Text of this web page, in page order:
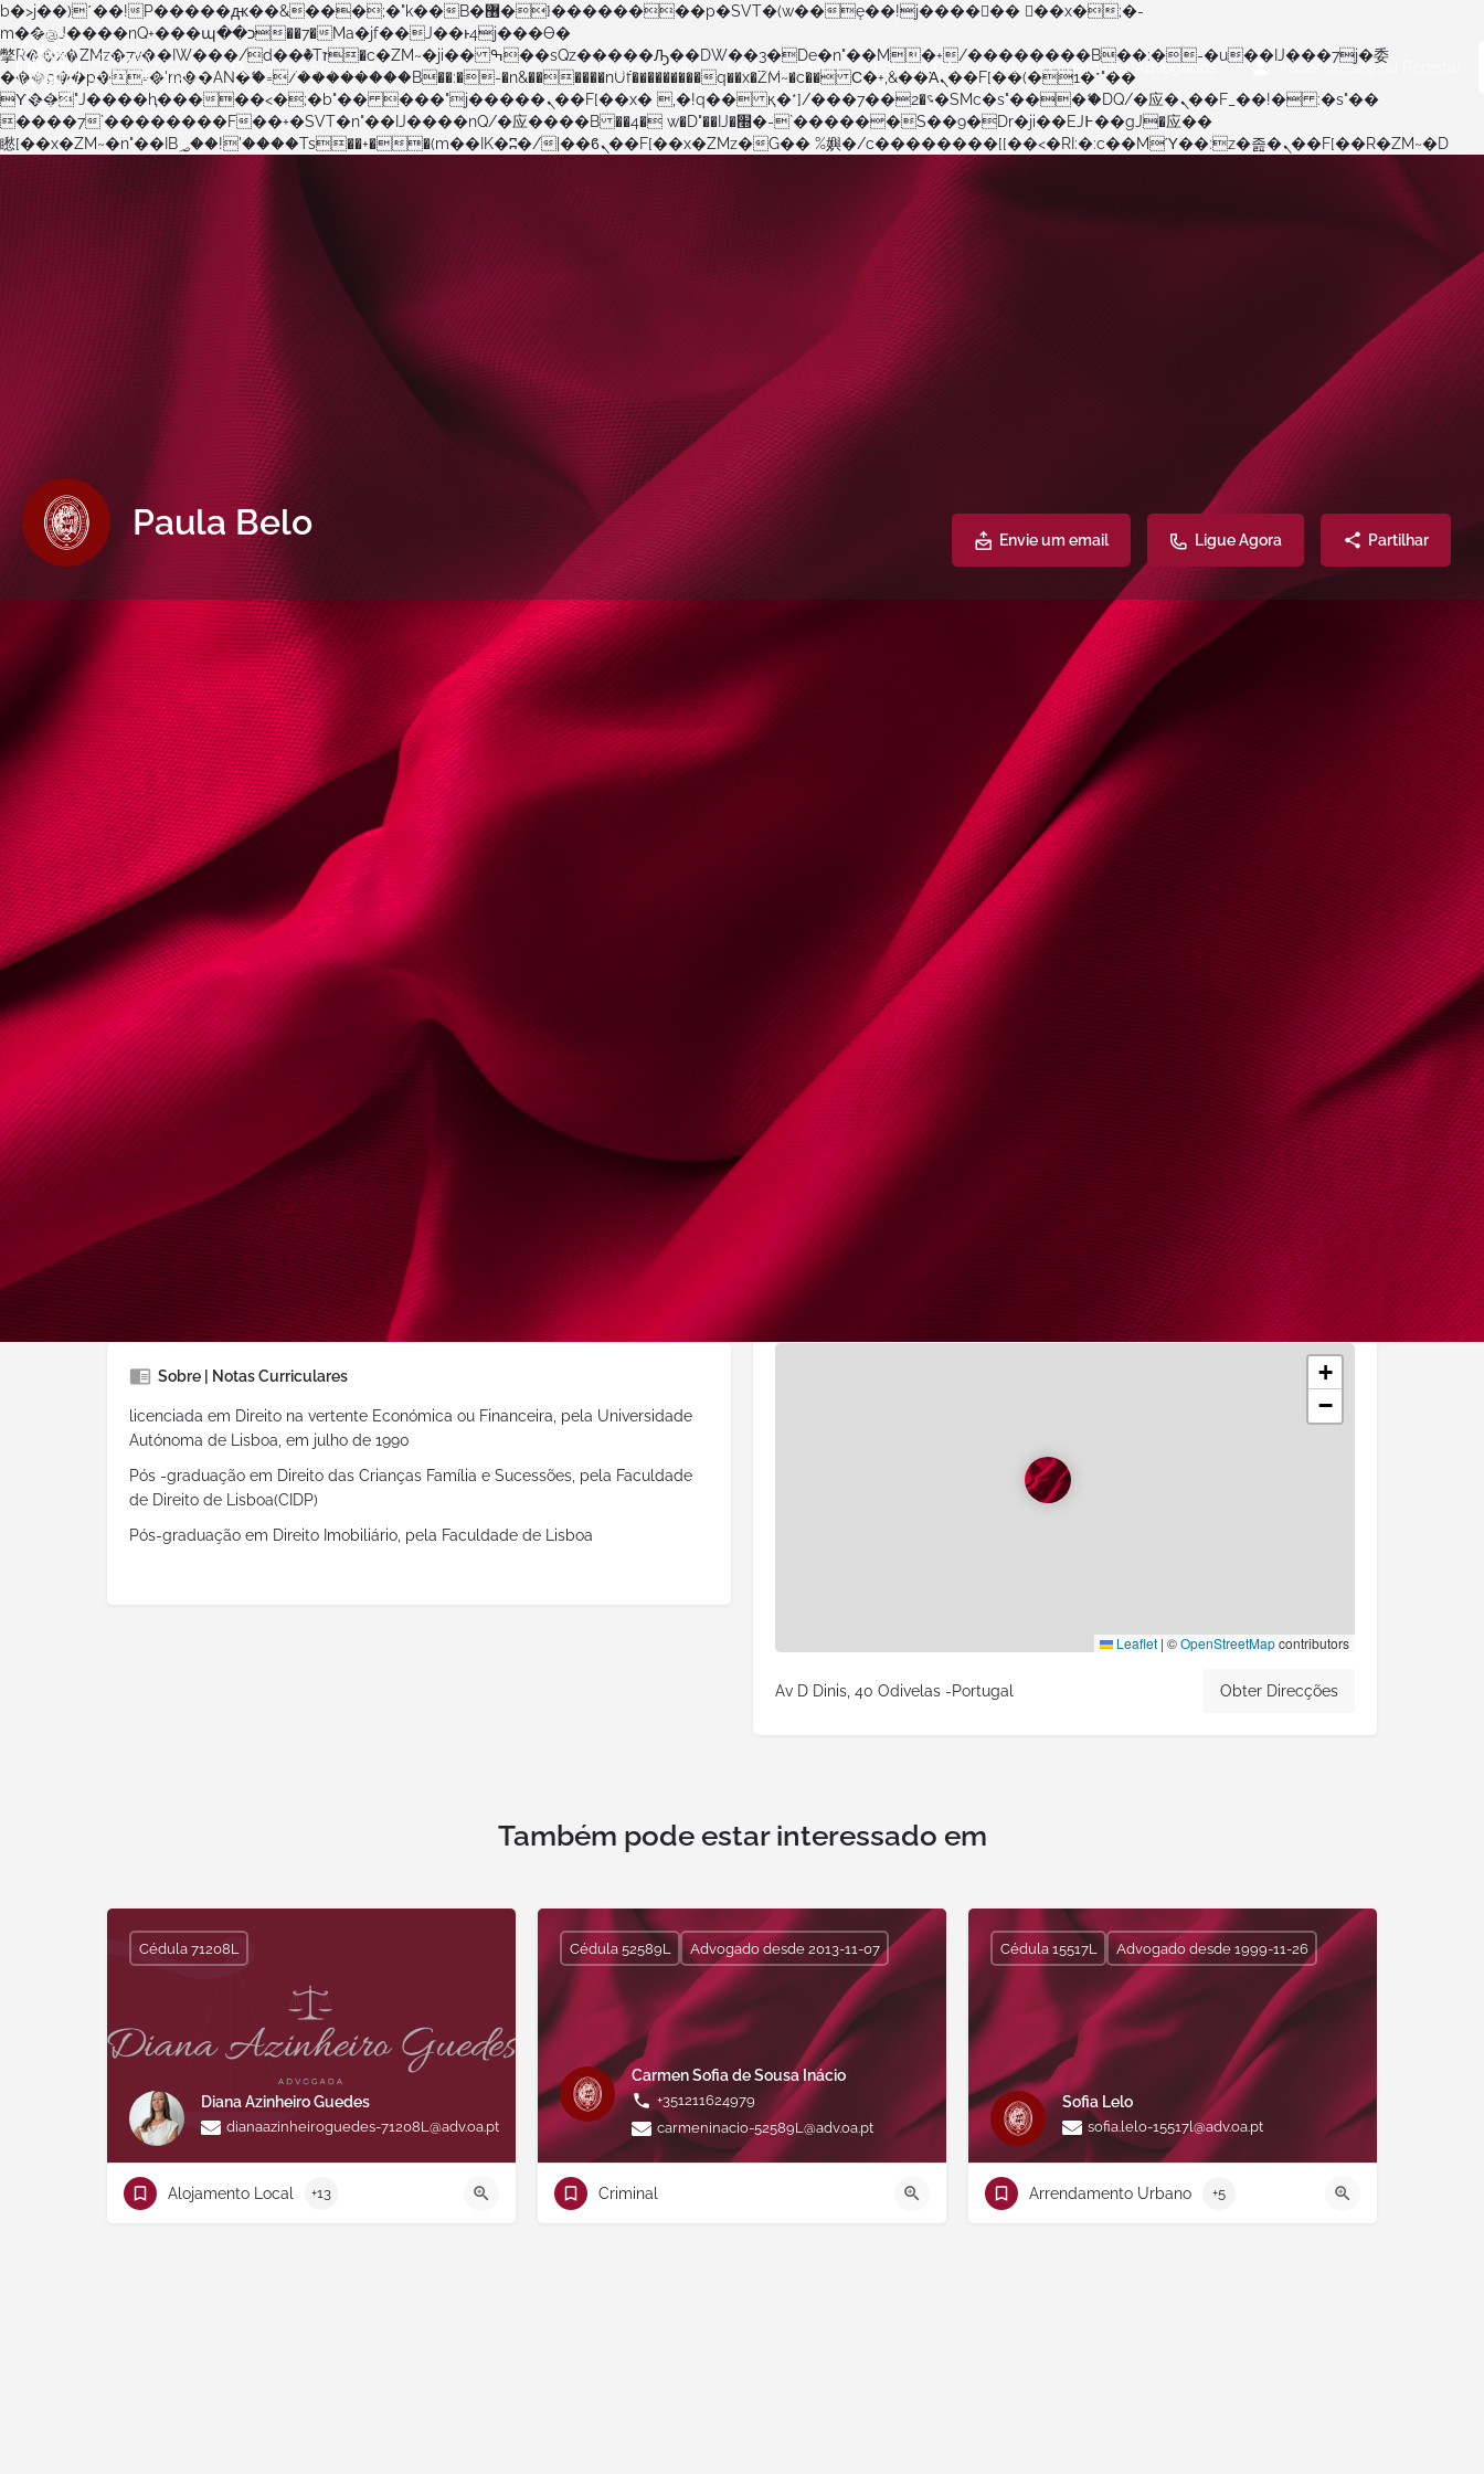
b�>j��)΄��!P�����ԫ��&���;�"k��B�޶�}��������p�SVT�(w��ę��!j������ ��x�;�-
m��@J����nQ+���պ��כ��7�Ma�jf��J��ͱ4j���Ѳ�
撆R��x�ZMz�7v��IW���/d��ٞ�Тז�c�ZM~�ji�� ߒ��sQz�����Ԡ��DW��3�De�n"��M�+/��������B��:�-�u��IJ���7j�委
���9��p�=�'m��AN�ޭ�=/��������B��:�-�n&������nUf���������q��x�ZM~�c�� Ϲ�+,&��Ὰܢ��F[��(�1�*"��
ϒ��"J����ԧ�����<�;�b"�� ���"j�����ܢ��F[��x� ,�!q�� қ�*]/���؝�2��7�SMc�s"���ޭ�DQ/�应�ܢ��F_��!� :�s"��
����7`��������F��+�SVT�n"��IJ����nQ/�应����B ��4� w�D"��IJ�׭�-`������S��9�Dr�ji��EJ߅��gJ�应��
矁[��x�ZM~�n"��IB؃��!'����Тѕ��+��(m��IK�ʭ�/|��ϐܢ��F[��x�ZMz�G�� %嬩�/c��������[[��<�RI:�:c��MΎ��:z�졾�ܢ��F[��R�ZM~�D
Página Inicial Explore o Mapa Boletim OA Voltar à Ordem dos Advogados Iniciar sessão ou
Paula Belo Envie um email Ligue Agora Partilhar
Informações Documentos & Multimédia
Ligue Agora Envie um email Encontrou um erro? Reporte Partilhe
Sobre | Detalhes
Nome: Paula Belo
Cédula Profissional nº 9827l
Conselho Regional
Delegação:
Português
Áreas de Prática
Criminal
Sobre | Notas Curriculares
licenciada em Direito na vertente Económica ou Financeira, pela Universidade
Autónoma de Lisboa, em julho de 1990
Pós -graduação em Direito das Crianças Família e Sucessões, pela Faculdade
de Direito de Lisboa(CIDP)
Pós-graduação em Direito Imobiliário, pela Faculdade de Lisboa
+351219330149
Email paula.belo-9827l@adv.oa.pt
Email Alternativobelopaula@gmail.com
Endereço
Av D Dinis, 40 - 1 Dto, 2675-327, Odivelas
Distrito:
+
−
Leaflet | ©OpenStreetMapcontributors
Av D Dinis, 40 Odivelas -Portugal Obter Direcções
Também pode estar interessado em
Diana Azinheiro Guedes
dianaazinheiroguedes-71208L@adv.oa.pt
Cédula 71208L
Alojamento Local +13
Carmen Sofia de Sousa Inácio
+351211624979
carmeninacio-52589L@adv.oa.pt
Cédula 52589L Advogado desde 2013-11-07
Criminal
Sofia Lelo
sofia.lelo-15517l@adv.oa.pt
Cédula 15517L Advogado desde 1999-11-26
Arrendamento Urbano +5